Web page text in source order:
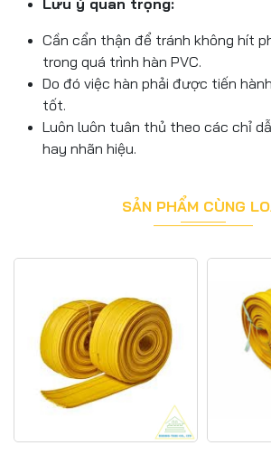
Lưu ý quan trọng:
Cần cẩn thận để tránh không hít
trong quá trình hàn PVC.
Do đó việc hàn phải được tiến
tốt.
Luôn luôn tuân thủ theo các chỉ
hay nhãn hiệu.
SẢN PHẨM CÙNG